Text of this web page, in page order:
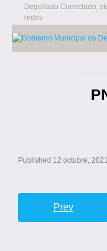
Skip
content
Degollado Conectado,
redes
Published 12 octubre, 2021
Prev